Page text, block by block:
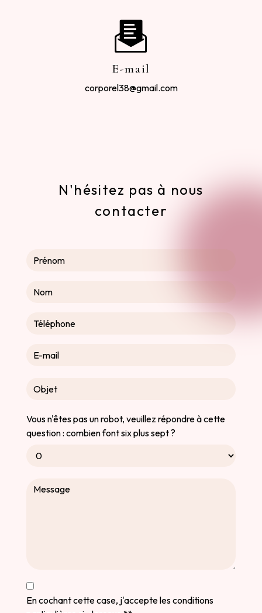
E-mail
corporel38@gmail.com
N'hésitez pas à nous
contacter
Vous n'êtes pas un robot, veuillez répondre à cette
question : combien font six plus sept ?
En cochant cette case, j'accepte les conditions